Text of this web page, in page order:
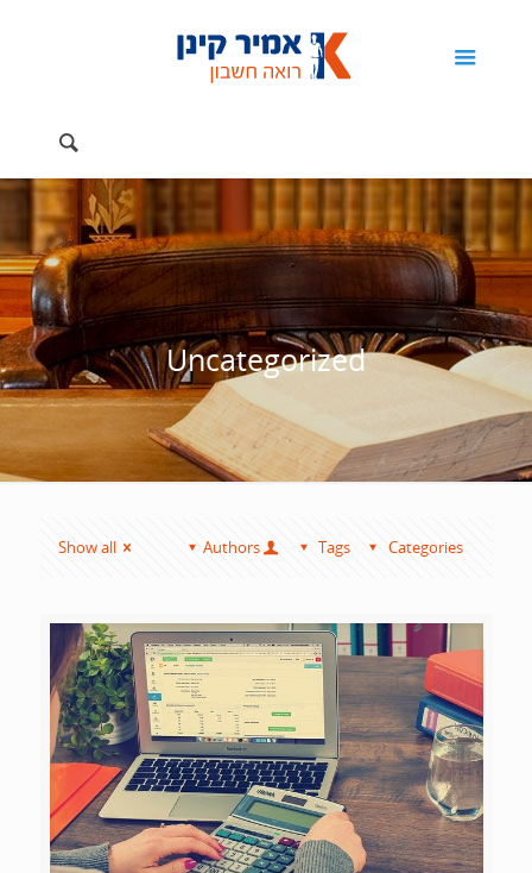
Uncategorized
Categories
Tags
Authors
Show all